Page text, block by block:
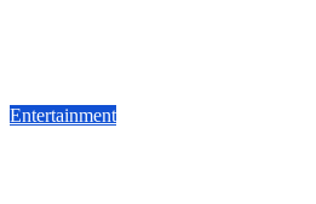
Entertainment